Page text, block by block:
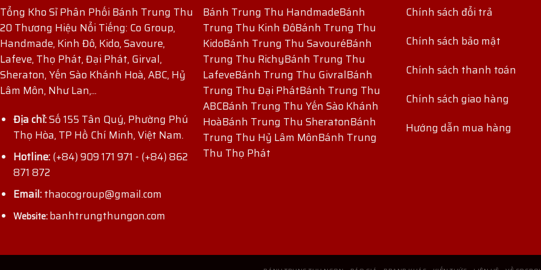
Tổng Kho Sỉ Phân Phối Bánh Trung Thu
20 Thương Hiệu Nổi Tiếng: Co Group,
Handmade, Kinh Đô, Kido, Savoure,
Lafeve, Thọ Phát, Đại Phát, Girval,
Sheraton, Yến Sào Khánh Hoà, ABC, Hỷ
Lâm Môn, Như Lan,...
Địa chỉ:Số 155 Tân Quý, Phường Phú
Thọ Hòa, TP Hồ Chí Minh, Việt Nam.
Hotline:(+84) 909 171 971 - (+84) 862
871 872
Email:thaocogroup@gmail.com
Website:banhtrungthungon.com
Bánh Trung Thu HandmadeBánh
Trung Thu Kinh ĐôBánh Trung Thu
KidoBánh Trung Thu SavouréBánh
Trung Thu RichyBánh Trung Thu
LafeveBánh Trung Thu GivralBánh
Trung Thu Đại PhátBánh Trung Thu
ABCBánh Trung Thu Yến Sào Khánh
HoàBánh Trung Thu SheratonBánh
Trung Thu Hỷ Lâm MônBánh Trung
Thu Thọ Phát
Chính sách đổi trả
Chính sách bảo mật
Chính sách thanh toán
Chính sách giao hàng
Hướng dẫn mua hàng
ĐĂNG KÝ NHẬN ƯU ĐÃI